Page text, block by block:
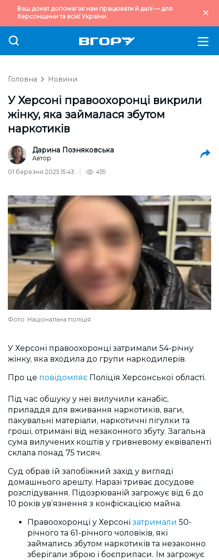
Ваш донат допомагає нам працювати й далі — для
Херсонщини та всієї України.
Головна Новини
У Херсоні правоохоронці викрили
жінку, яка займалася збутом
наркотиків
Дарина Позняковська
Автор
01 березня 2025 15:43
459
Фото: Національна поліція
У Херсоні правоохоронці затримали 54-річну
жінку, яка входила до групи наркодилерів.
Про це повідомляє Поліція Херсонської області.
Під час обшуку у неї вилучили канабіс,
приладдя для вживання наркотиків, ваги,
пакувальні матеріали, наркотичні пігулки та
гроші, отримані від незаконного збуту. Загальна
сума вилучених коштів у гривневому еквіваленті
склала понад 75 тисяч.
Суд обрав їй запобіжний захід у вигляді
домашнього арешту. Наразі триває досудове
розслідування. Підозрюваній загрожує від 6 до
10 років ув’язнення з конфіскацією майна.
Правоохоронці у Херсоні затримали 50-
річного та 61-річного чоловіків, які
займались збутом наркотиків та незаконно
зберігали зброю і боєприпаси. Їм загрожує